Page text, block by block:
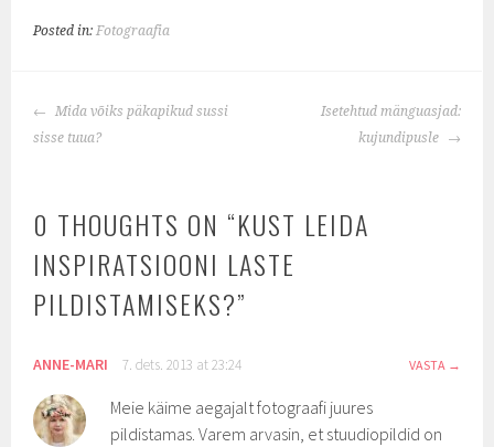
Posted in: Fotograafia
POST
NAVIGATION
Mida võiks päkapikud sussi
sisse tuua?
Isetehtud mänguasjad:
kujundipusle
0 THOUGHTS ON “KUST LEIDA
INSPIRATSIOONI LASTE
PILDISTAMISEKS?”
ANNE-MARI 7. dets. 2013 at 23:24 VASTA
Meie käime aegajalt fotograafi juures
pildistamas. Varem arvasin, et stuudiopildid on